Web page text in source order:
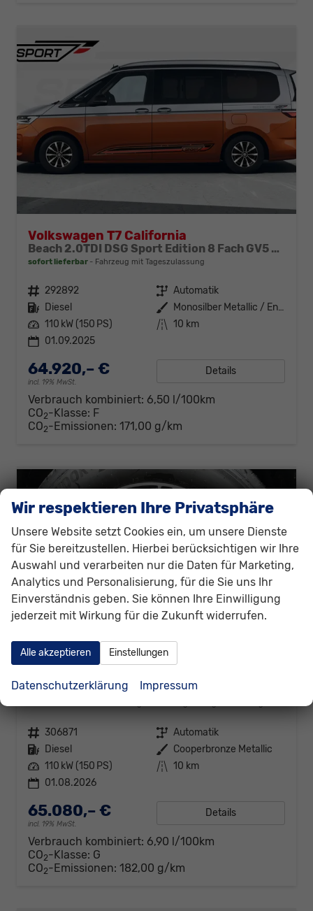
Volkswagen T7 California
Beach 2.0TDI DSG Sport Edition 8 Fach GV5 Elegance+
sofort lieferbar Fahrzeug mit Tageszulassung
Fahrzeugnr. 292892 Getriebe Automatik
Kraftstoff Diesel Außenfarbe
Monosilber Metallic / Energeticorange Metallic
Leistung 110 kW (150 PS) Kilometerstand 10 km
01.09.2025
64.920,– €
incl. 19% MwSt.
Details
Verbrauch kombiniert: 6,50 l/100km
CO2-Klasse: F
CO2-Emissionen: 171,00 g/km
Volkswagen T7 California
Beach Tour 2.0 TDI DSG
Fahrzeugnr. 306871 Getriebe Automatik
Kraftstoff Diesel Außenfarbe Cooperbronze Metallic
Leistung 110 kW (150 PS) Kilometerstand 10 km
01.08.2026
65.080,– €
incl. 19% MwSt.
Details
Verbrauch kombiniert: 6,90 l/100km
CO2-Klasse: G
CO2-Emissionen: 182,00 g/km
Wir respektieren Ihre Privatsphäre
Unsere Website setzt Cookies ein, um unsere Dienste
für Sie bereitzustellen. Hierbei berücksichtigen wir Ihre
Auswahl und verarbeiten nur die Daten für Marketing,
Analytics und Personalisierung, für die Sie uns Ihr
Einverständnis geben. Sie können Ihre Einwilligung
jederzeit mit Wirkung für die Zukunft widerrufen.
Alle akzeptieren Einstellungen
Datenschutzerklärung Impressum